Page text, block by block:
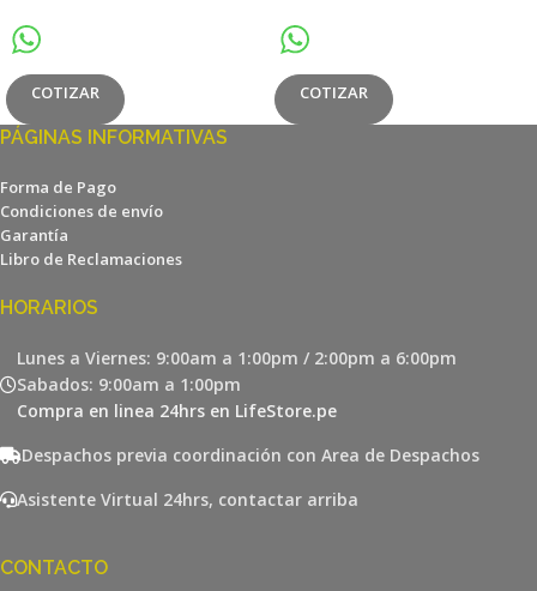
COTIZAR COTIZAR
PÁGINAS INFORMATIVAS
Forma de Pago
Condiciones de envío
Garantía
Libro de Reclamaciones
HORARIOS
Lunes a Viernes: 9:00am a 1:00pm / 2:00pm a 6:00pm
Sabados: 9:00am a 1:00pm
Compra en linea 24hrs en LifeStore.pe
Despachos previa coordinación con Area de Despachos
Asistente Virtual 24hrs, contactar arriba
CONTACTO